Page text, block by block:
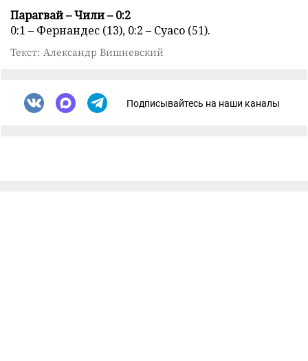
Парагвай – Чили – 0:2
0:1 – Фернандес (13), 0:2 – Суасо (51).
Текст: Александр Вишневский
Подписывайтесь на наши каналы